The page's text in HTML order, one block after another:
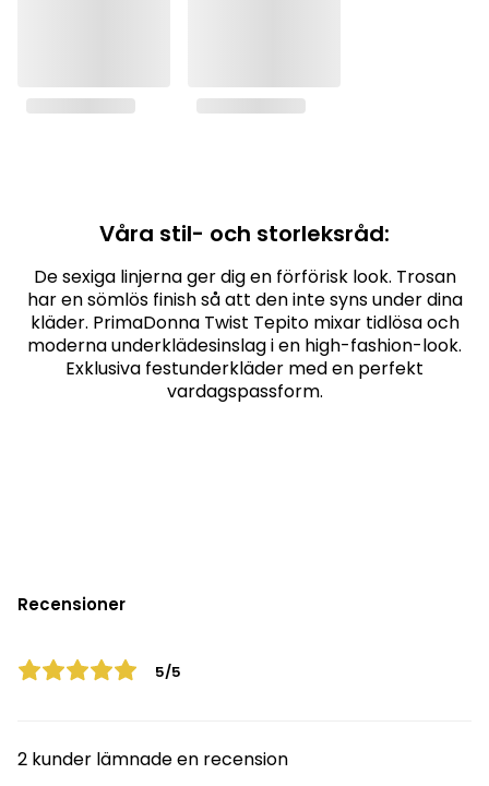
Våra stil- och storleksråd:
De sexiga linjerna ger dig en förförisk look. Trosan
har en sömlös finish så att den inte syns under dina
kläder. PrimaDonna Twist Tepito mixar tidlösa och
moderna underklädesinslag i en high-fashion-look.
Exklusiva festunderkläder med en perfekt
vardagspassform.
Recensioner
5/5
2 kunder lämnade en recension